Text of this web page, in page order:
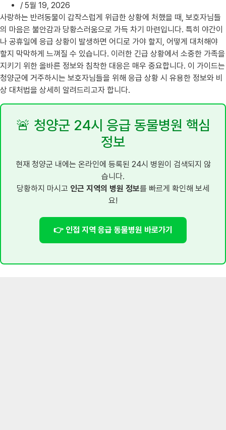
/ 5월 19, 2026
사랑하는 반려동물이 갑작스럽게 위급한 상황에 처했을 때, 보호자님들
의 마음은 불안감과 당황스러움으로 가득 차기 마련입니다. 특히 야간이
나 공휴일에 응급 상황이 발생하면 어디로 가야 할지, 어떻게 대처해야
할지 막막하게 느껴질 수 있습니다. 이러한 긴급 상황에서 소중한 가족을
지키기 위한 올바른 정보와 침착한 대응은 매우 중요합니다. 이 가이드는
청양군에 거주하시는 보호자님들을 위해 응급 상황 시 유용한 정보와 비
상 대처법을 상세히 알려드리고자 합니다.
🚨 청양군 24시 응급 동물병원 핵심
정보
현재 청양군 내에는 온라인에 등록된 24시 병원이 검색되지 않
습니다.
당황하지 마시고 인근 지역의 병원 정보를 빠르게 확인해 보세
요!
👉 인접 지역 응급 동물병원 바로가기